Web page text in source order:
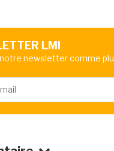
LMI
notre newsletter comme